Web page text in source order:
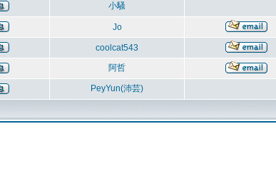
小騷
Jo
coolcat543
阿哲
PeyYun(沛芸)